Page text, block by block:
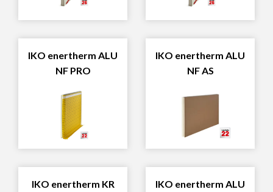
IKO enertherm ALU
NF PRO
IKO enertherm ALU
NF AS
IKO enertherm KR
IKO enertherm ALU